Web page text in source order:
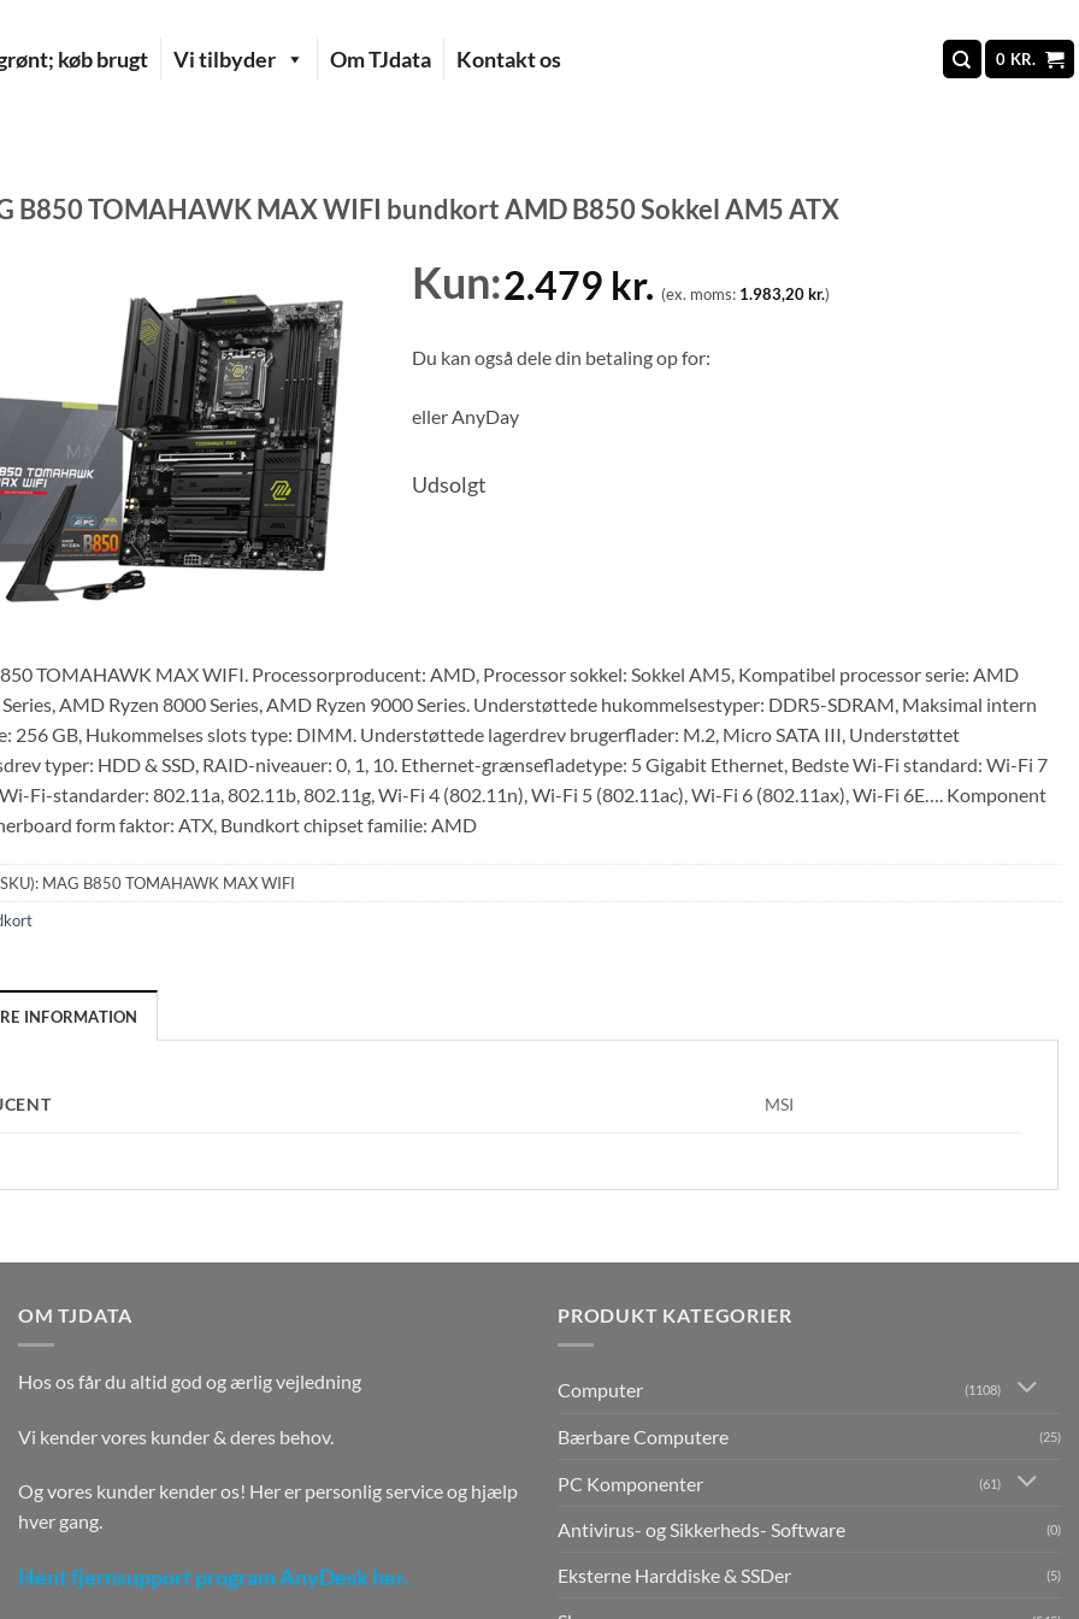
køb brugt Vi tilbyder Om TJdata Kontakt os 0 KR.
B850 TOMAHAWK MAX WIFI bundkort AMD B850 Sokkel AM5 ATX
Kun:2.479 kr. (ex. moms: 1.983,20kr.)
Du kan også dele din betaling op for:
ellerAnyDay
Udsolgt
TOMAHAWK MAX WIFI. Processorproducent: AMD, Processor sokkel: Sokkel AM5, Kompatibel processor serie: AMD
AMD Ryzen 8000 Series, AMD Ryzen 9000 Series. Understøttede hukommelsestyper: DDR5-SDRAM, Maksimal intern
256 GB, Hukommelses slots type: DIMM. Understøttede lagerdrev brugerflader: M.2, Micro SATA III, Understøttet
typer: HDD & SSD, RAID-niveauer: 0, 1, 10. Ethernet-grænsefladetype: 5 Gigabit Ethernet, Bedste Wi-Fi standard: Wi-Fi 7
Fi-standarder: 802.11a, 802.11b, 802.11g, Wi-Fi 4 (802.11n), Wi-Fi 5 (802.11ac), Wi-Fi 6 (802.11ax), Wi-Fi 6E…. Komponent
form faktor: ATX, Bundkort chipset familie: AMD
MAG B850 TOMAHAWK MAX WIFI
INFORMATION
MSI
OM TJDATA
Hos os får du altid god og ærlig vejledning
Vi kender vores kunder & deres behov.
Og vores kunder kender os! Her er personlig service og hjælp
hver gang.
Hent fjernsupport program AnyDesk her.
PRODUKT KATEGORIER
Computer (1108)
Bærbare Computere (25)
PC Komponenter (61)
Antivirus- og Sikkerheds- Software (0)
Eksterne Harddiske & SSDer (5)